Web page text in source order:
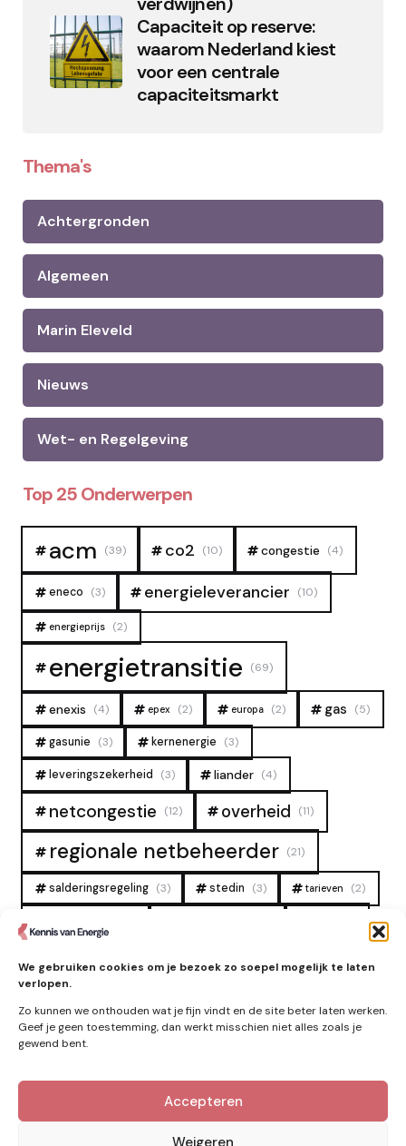
We gebruiken cookies om je bezoek zo soepel mogelijk te laten
verlopen.
Zo kunnen we onthouden wat je fijn vindt en de site beter laten werken.
Geef je geen toestemming, dan werkt misschien niet alles zoals je
gewend bent.
Accepteren
Weigeren
Capaciteit op reserve:
waarom Nederland kiest
voor een centrale
capaciteitsmarkt
Thema's
Achtergronden
Algemeen
Marin Eleveld
Nieuws
Wet- en Regelgeving
Top 25 Onderwerpen
acm (39) co2 (10) congestie (4)
eneco (3) energieleverancier (10)
energieprijs (2)
energietransitie (69)
enexis (4) epex (2) europa (2) gas (5)
gasunie (3) kernenergie (3)
leveringszekerheid (3) liander (4)
netcongestie (12) overheid (11)
regionale netbeheerder (21)
salderingsregeling (3) stedin (3) tarieven (2)
tennet
zonne-energie (9)
Kennis van Energie in je mailbox?
Abonner op nieuwe artikelen.